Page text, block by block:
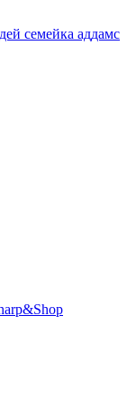
семейка аддамс